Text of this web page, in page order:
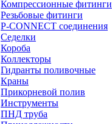
Компрессионные фитинги
Резьбовые фитинги
P-CONNECT соединения
Седелки
Короба
Коллекторы
Гидранты поливочные
Краны
Прикорневой полив
Инструменты
ПНД труба